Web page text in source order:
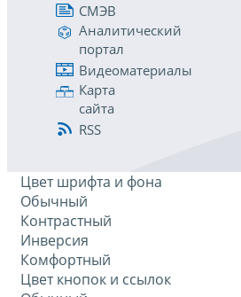
СМЭВ
Аналитический
портал
Видеоматериалы
Карта
сайта
RSS
Цвет шрифта и фона
Обычный
Контрастный
Инверсия
Комфортный
Цвет кнопок и ссылок